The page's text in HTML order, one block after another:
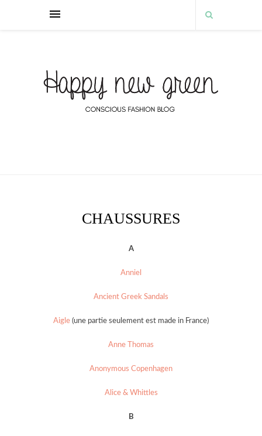
CHAUSSURES
A
Anniel
Ancient Greek Sandals
Aigle (une partie seulement est made in France)
Anne Thomas
Anonymous Copenhagen
Alice & Whittles
B